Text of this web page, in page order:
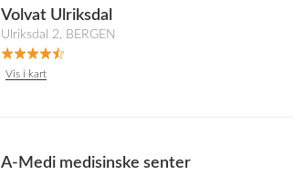
Volvat Ulriksdal
Ulriksdal 2, BERGEN
Vis i kart
A-Medi medisinske senter